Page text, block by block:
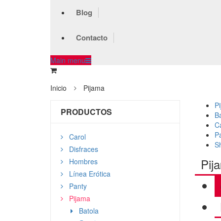
Blog
Contacto
Main menu
Inicio
Pijama
PRODUCTOS
Carol
Disfraces
Hombres
Línea Erótica
Panty
Pijama
Batola